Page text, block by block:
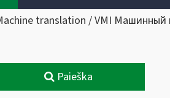
translation / VMI
Paieška